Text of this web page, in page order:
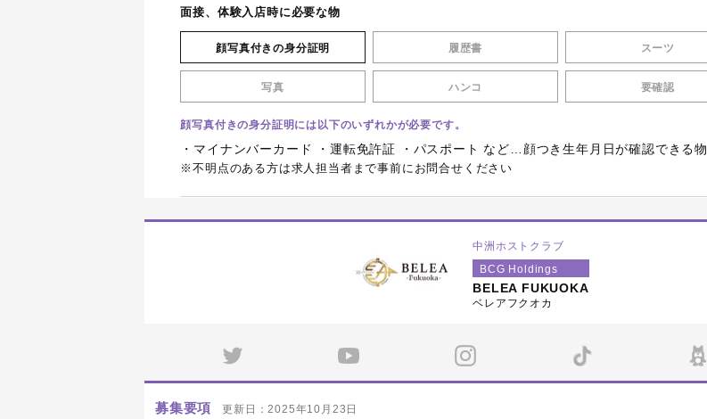
面接、体験入店時に必要な物
顔写真付きの身分証明 履歴書 スーツ
写真 ハンコ 要確認
顔写真付きの身分証明には以下のいずれかが必要です。
・マイナンバーカード ・運転免許証 ・パスポート など…顔つき生年月日が確認できる物
※不明点のある方は求人担当者まで事前にお問合せください
中洲ホストクラブ
BCG Holdings
BELEA FUKUOKA
ベレアフクオカ
募集要項 更新日：2025年10月23日